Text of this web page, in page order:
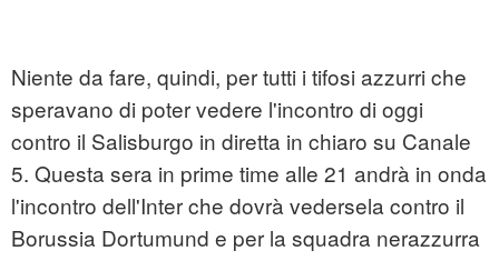
Niente da fare, quindi, per tutti i tifosi azzurri che
speravano di poter vedere l'incontro di oggi
contro il Salisburgo in diretta in chiaro su Canale
5. Questa sera in prime time alle 21 andrà in onda
l'incontro dell'Inter che dovrà vedersela contro il
Borussia Dortumund e per la squadra nerazzurra